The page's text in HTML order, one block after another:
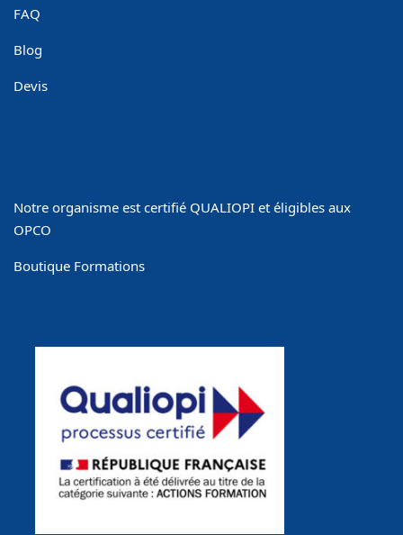
FAQ
Blog
Devis
Notre organisme est certifié QUALIOPI et éligibles aux
OPCO
Boutique Formations